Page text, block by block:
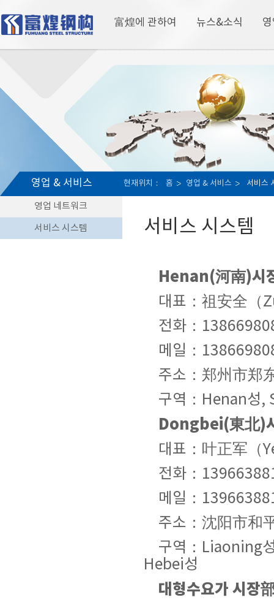
富煌에 관하여 뉴스&소식
영업 & 서비스 현재위치： 홈 영업 & 서비스 서비스
영업 네트워크
서비스 시스템 서비스 시스템
Henan(河南)시
대표：祖安全（
전화：
메일：
주소：郑州市郑
구역：Henan성,
Dongbei(東北)
대표：叶正军（
전화：
메일：
주소：沈阳市和
구역：Liaoning
Hebei성
대형수요가 시